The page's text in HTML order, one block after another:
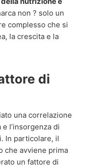
non ? solo un
complesso che si
la crescita e la
di
una correlazione
l’insorgenza di
In particolare, il
che avviene prima
un fattore di